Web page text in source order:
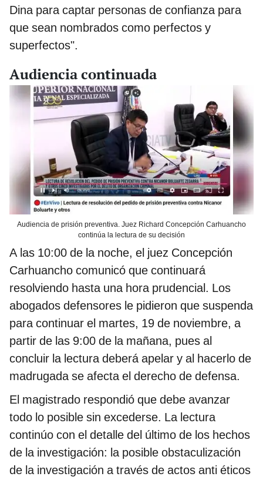
Dina para captar personas de confianza para
que sean nombrados como perfectos y
superfectos".
Audiencia continuada
Audiencia de prisión preventiva. Juez Richard Concepción Carhuancho
continúa la lectura de su decisión
A las 10:00 de la noche, el juez Concepción
Carhuancho comunicó que continuará
resolviendo hasta una hora prudencial. Los
abogados defensores le pidieron que suspenda
para continuar el martes, 19 de noviembre, a
partir de las 9:00 de la mañana, pues al
concluir la lectura deberá apelar y al hacerlo de
madrugada se afecta el derecho de defensa.
El magistrado respondió que debe avanzar
todo lo posible sin excederse. La lectura
continúo con el detalle del último de los hechos
de la investigación: la posible obstaculización
de la investigación a través de actos anti éticos